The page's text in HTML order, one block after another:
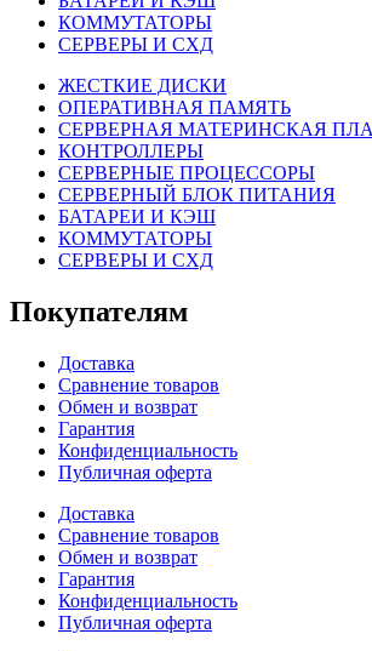
КОММУТАТОРЫ
СЕРВЕРЫ И СХД
ЖЕСТКИЕ ДИСКИ
ОПЕРАТИВНАЯ ПАМЯТЬ
СЕРВЕРНАЯ МАТЕРИНСКАЯ
КОНТРОЛЛЕРЫ
СЕРВЕРНЫЕ ПРОЦЕССОРЫ
СЕРВЕРНЫЙ БЛОК ПИТАНИЯ
БАТАРЕИ И КЭШ
КОММУТАТОРЫ
СЕРВЕРЫ И СХД
Покупателям
Доставка
Сравнение товаров
Обмен и возврат
Гарантия
Конфиденциальность
Публичная оферта
Доставка
Сравнение товаров
Обмен и возврат
Гарантия
Конфиденциальность
Публичная оферта